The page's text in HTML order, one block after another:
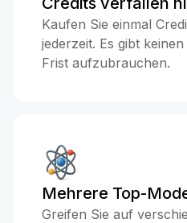
Kaufen Sie einmal
jederzeit. Es gibt
Frist aufzubrauchen.
Mehrere Top-
Greifen Sie auf